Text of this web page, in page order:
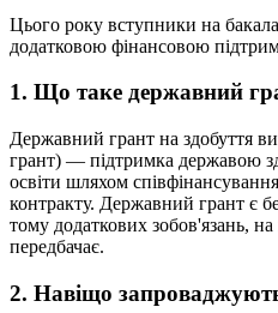
Цього року вступники на
додатковою фінансовою
1. Що таке державний
Державний грант на здобуття
грант) — підтримка державою
освіти шляхом
контракту. Державний грант є
тому додаткових зобов'язань,
передбачає.
2. Навіщо